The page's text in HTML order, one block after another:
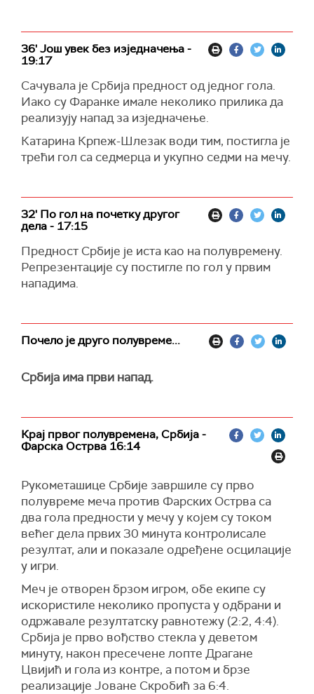
36' Још увек без изједначења -
19:17
Сачувала је Србија предност од једног гола.
Иако су Фаранке имале неколико прилика да
реализују напад за изједначење.
Катарина Крпеж-Шлезак води тим, постигла је
трећи гол са седмерца и укупно седми на мечу.
32' По гол на почетку другог
дела - 17:15
Предност Србије је иста као на полувремену.
Репрезентације су постигле по гол у првим
нападима.
Почело је друго полувреме...
Србија има први напад.
Крај првог полувремена, Србија -
Фарска Острва 16:14
Рукометашице Србије завршиле су прво
полувреме меча против Фарских Острва са
два гола предности у мечу у којем су током
већег дела првих 30 минута контролисале
резултат, али и показале одређене осцилације
у игри.
Меч је отворен брзом игром, обе екипе су
искористиле неколико пропуста у одбрани и
одржавале резултатску равнотежу (2:2, 4:4).
Србија је прво вођство стекла у деветом
минуту, након пресечене лопте Драгане
Цвијић и гола из контре, а потом и брзе
реализације Јоване Скробић за 6:4.